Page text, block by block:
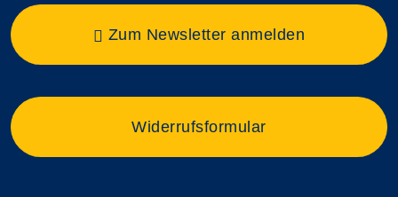
Zum Newsletter anmelden
Widerrufsformular